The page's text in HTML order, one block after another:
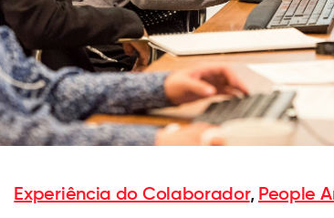
Experiência do Colaborador, People